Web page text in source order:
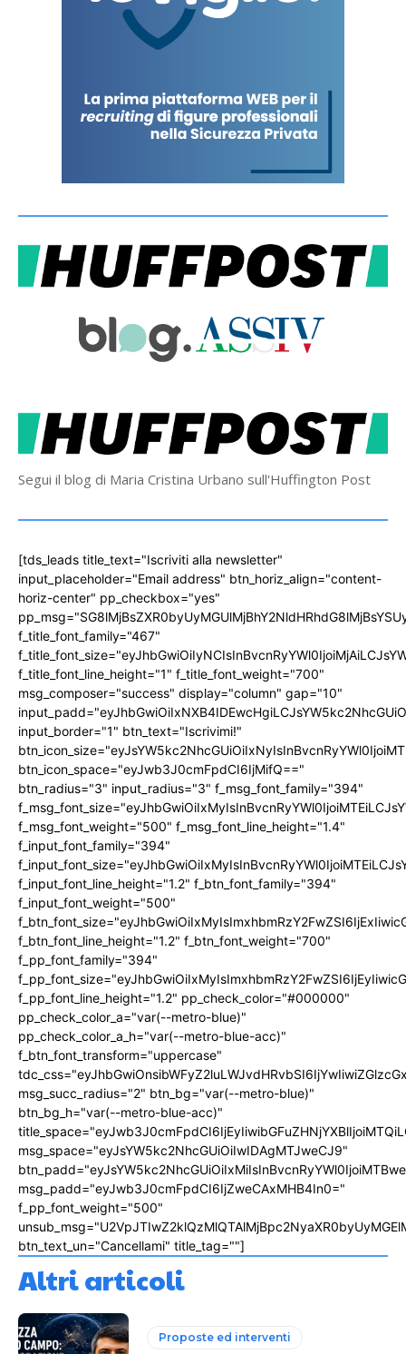
Segui il blog di Maria Cristina Urbano sull'Huffington Post
[tds_leads title_text="Iscriviti alla newsletter"
input_placeholder="Email address" btn_horiz_align="content-
horiz-center" pp_checkbox="yes"
f_title_font_family="467"
f_title_font_line_height="1" f_title_font_weight="700"
msg_composer="success" display="column" gap="10"
input_border="1" btn_text="Iscrivimi!"
btn_icon_space="eyJwb3J0cmFpdCI6IjMifQ=="
btn_radius="3" input_radius="3" f_msg_font_family="394"
f_msg_font_weight="500" f_msg_font_line_height="1.4"
f_input_font_family="394"
f_input_font_line_height="1.2" f_btn_font_family="394"
f_input_font_weight="500"
f_btn_font_line_height="1.2" f_btn_font_weight="700"
f_pp_font_family="394"
f_pp_font_line_height="1.2" pp_check_color="#000000"
pp_check_color_a="var(--metro-blue)"
pp_check_color_a_h="var(--metro-blue-acc)"
f_btn_font_transform="uppercase"
msg_succ_radius="2" btn_bg="var(--metro-blue)"
btn_bg_h="var(--metro-blue-acc)"
msg_space="eyJsYW5kc2NhcGUiOiIwIDAgMTJweCJ9"
msg_padd="eyJwb3J0cmFpdCI6IjZweCAxMHB4In0="
f_pp_font_weight="500"
btn_text_un="Cancellami" title_tag=""]
Altri articoli
Proposte ed interventi